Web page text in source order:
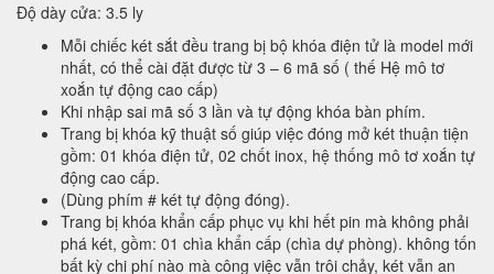
Độ dày cửa: 3.5 ly
Mỗi chiếc két sắt đều trang bị bộ khóa điện tử là model mới
nhất, có thể cài đặt được từ 3 – 6 mã số ( thế Hệ mô tơ
xoắn tự động cao cấp)
Khi nhập sai mã số 3 lần và tự động khóa bàn phím.
Trang bị khóa kỹ thuật số giúp việc đóng mở két thuận tiện
gồm: 01 khóa điện tử, 02 chốt inox, hệ thống mô tơ xoắn tự
động cao cấp.
(Dùng phím # két tự động đóng).
Trang bị khóa khẩn cấp phục vụ khi hết pin mà không phải
phá két, gồm: 01 chìa khẩn cấp (chìa dự phòng). không tốn
bất kỳ chi phí nào mà công việc vẫn trôi chảy, két vẫn an